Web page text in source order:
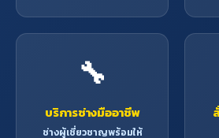
🔧
บริการช่างมืออาชีพ
ช่างผู้เชี่ยวชาญพร้อมให้